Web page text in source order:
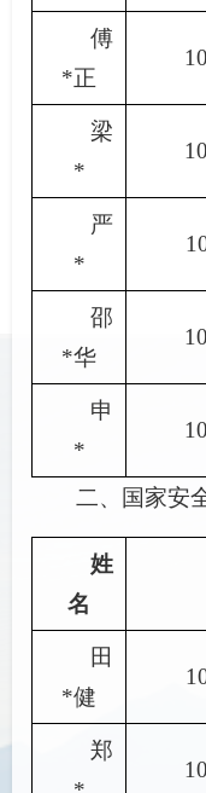
傅
*正
梁
*
严
*
邵
*华
申
*
二、国家安
姓
名
田
*健
郑